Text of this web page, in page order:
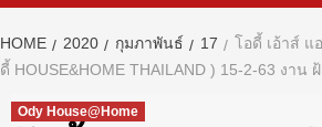
HOME 2020 กุมภาพันธ์ 17
โอดี้ เอ้าส์ แ
ดี้ HOUSE&HOME THAILAND ) 15-2-63 งาน
Ody House@Home